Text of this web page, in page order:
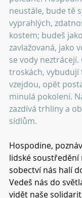
neustále, bude tě
vyprahlých,
kostem; budeš
zavlažovaná, jako
se vody
troskách, vybudují
vzejdou, opět
minulá pokolení.
zazdívá trhliny a
sídlům.
Hospodine,
lidské soustředění
sobectví nás halí
Vedeš nás do
vidět naše